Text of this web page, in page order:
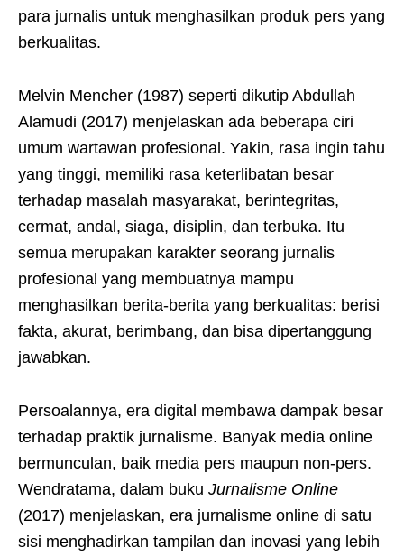
para jurnalis untuk menghasilkan produk pers yang
berkualitas.
Melvin Mencher (1987) seperti dikutip Abdullah
Alamudi (2017) menjelaskan ada beberapa ciri
umum wartawan profesional. Yakin, rasa ingin tahu
yang tinggi, memiliki rasa keterlibatan besar
terhadap masalah masyarakat, berintegritas,
cermat, andal, siaga, disiplin, dan terbuka. Itu
semua merupakan karakter seorang jurnalis
profesional yang membuatnya mampu
menghasilkan berita-berita yang berkualitas: berisi
fakta, akurat, berimbang, dan bisa dipertanggung
jawabkan.
Persoalannya, era digital membawa dampak besar
terhadap praktik jurnalisme. Banyak media online
bermunculan, baik media pers maupun non-pers.
Wendratama, dalam buku Jurnalisme Online
(2017) menjelaskan, era jurnalisme online di satu
sisi menghadirkan tampilan dan inovasi yang lebih